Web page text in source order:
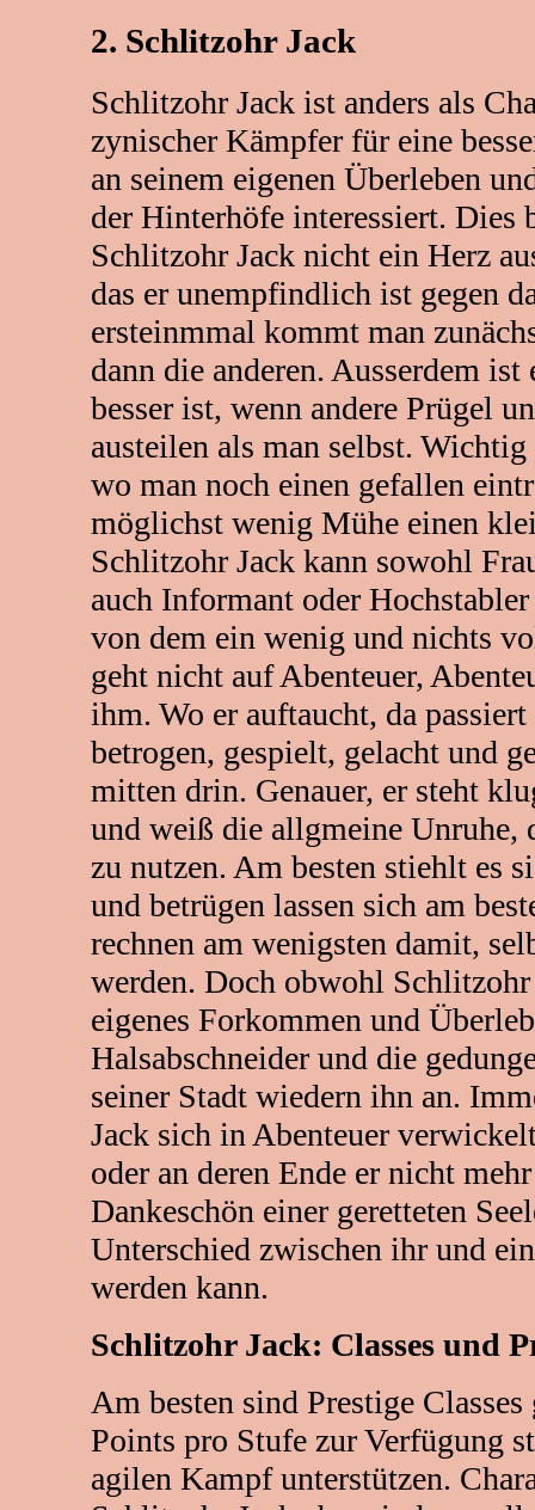
2. Schlitzohr Jack
Schlitzohr Jack ist anders als
zynischer Kämpfer für eine
an seinem eigenen Überleben
der Hinterhöfe interessiert. Dies
Schlitzohr Jack nicht ein Herz
das er unempfindlich ist gegen
ersteinmmal kommt man
dann die anderen. Ausserdem ist
besser ist, wenn andere Prügel
austeilen als man selbst.
wo man noch einen gefallen
möglichst wenig Mühe einen
Schlitzohr Jack kann sowohl
auch Informant oder
von dem ein wenig und nichts
geht nicht auf Abenteuer,
ihm. Wo er auftaucht, da
betrogen, gespielt, gelacht und
mitten drin. Genauer, er steht
und weiß die allgmeine Unruhe,
zu nutzen. Am besten stiehlt es
und betrügen lassen sich am
rechnen am wenigsten damit,
werden. Doch obwohl Schlitzohr
eigenes Forkommen und
Halsabschneider und die
seiner Stadt wiedern ihn an.
Jack sich in Abenteuer
oder an deren Ende er nicht
Dankeschön einer geretteten
Unterschied zwischen ihr und
werden kann.
Schlitzohr Jack: Classes und
Am besten sind Prestige
Points pro Stufe zur Verfügung
agilen Kampf unterstützen.